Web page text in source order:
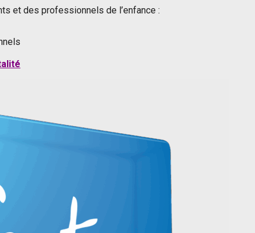
et des professionnels de l’enfance :